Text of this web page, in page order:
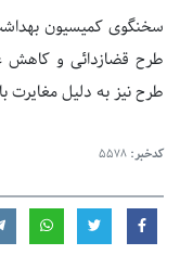
سخنگوی کمیسیون
طرح قضازدائی و کاهش
طرح نیز به دلیل مغایرت با اصل ۷۵ قانون اساسی
کدخبر: 5578